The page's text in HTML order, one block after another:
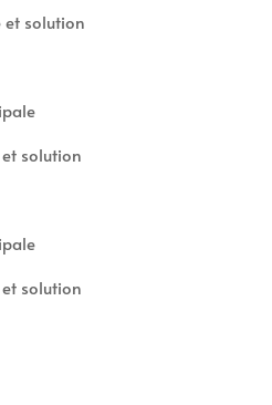
et solution
solution
et solution